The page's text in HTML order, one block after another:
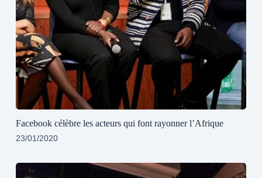
Facebook célèbre les acteurs qui font rayonner l’Afrique
23/01/2020